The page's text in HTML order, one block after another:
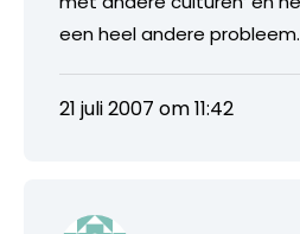
een heel andere probleem.
21 juli 2007 om 11:42